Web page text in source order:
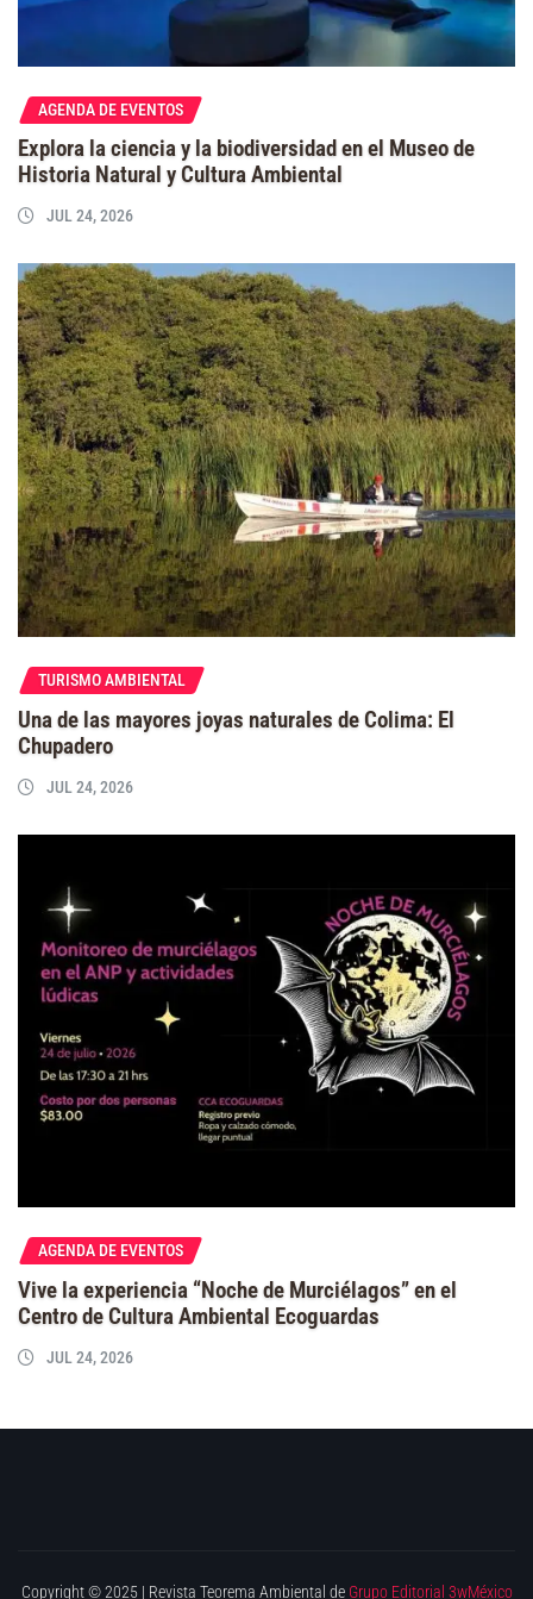
AGENDA DE EVENTOS
Explora la ciencia y la biodiversidad en el Museo de
Historia Natural y Cultura Ambiental
JUL 24, 2026
TURISMO AMBIENTAL
Una de las mayores joyas naturales de Colima: El
Chupadero
JUL 24, 2026
AGENDA DE EVENTOS
Vive la experiencia “Noche de Murciélagos” en el
Centro de Cultura Ambiental Ecoguardas
JUL 24, 2026
Copyright © 2025 | Revista Teorema Ambiental de Grupo Editorial 3wMéxico